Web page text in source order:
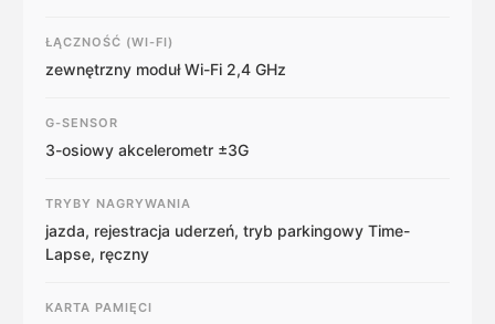
ŁĄCZNOŚĆ (WI-FI)
zewnętrzny moduł Wi-Fi 2,4 GHz
G-SENSOR
3-osiowy akcelerometr ±3G
TRYBY NAGRYWANIA
jazda, rejestracja uderzeń, tryb parkingowy Time-
Lapse, ręczny
KARTA PAMIĘCI